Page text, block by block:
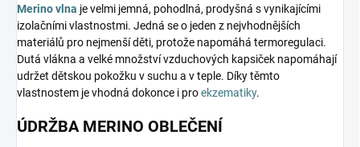
Merino vlna je velmi jemná, pohodlná, prodyšná s vynikajícími
izolačními vlastnostmi. Jedná se o jeden z nejvhodnějších
materiálů pro nejmenší děti, protože napomáhá termoregulaci.
Dutá vlákna a velké množství vzduchových kapsiček napomáhají
udržet dětskou pokožku v suchu a v teple. Díky těmto
vlastnostem je vhodná dokonce i proekzematiky.
ÚDRŽBA MERINO OBLEČENÍ